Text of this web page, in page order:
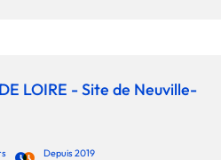
LOIRE - Site de Neuville-
Depuis 2019